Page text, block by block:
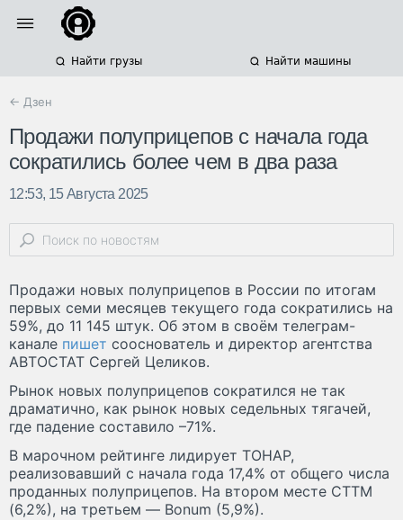
Найти грузы Найти машины
← Дзен
Продажи полуприцепов с начала года
сократились более чем в два раза
12:53, 15 Августа 2025
Продажи новых полуприцепов в России по итогам
первых семи месяцев текущего года сократились на
59%, до 11 145 штук. Об этом в своём телеграм-
канале пишет сооснователь и директор агентства
АВТОСТАТ Сергей Целиков.
Рынок новых полуприцепов сократился не так
драматично, как рынок новых седельных тягачей,
где падение составило –71%.
В марочном рейтинге лидирует ТОНАР,
реализовавший с начала года 17,4% от общего числа
проданных полуприцепов. На втором месте CTTM
(6,2%), на третьем — Bonum (5,9%).